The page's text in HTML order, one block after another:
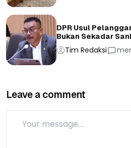
DPR Usul
Bukan Sekadar
Tim Redaksi
Leave a comment